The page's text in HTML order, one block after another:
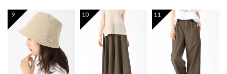
9 10 11